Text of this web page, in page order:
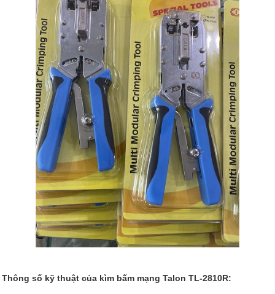
Thông số kỹ thuật của kìm bấm mạng Talon TL-2810R: